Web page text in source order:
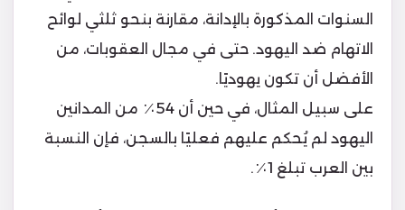
السنوات المذكورة بالإدانة، مقارنة بنحو ثلثي لوائح
الاتهام ضد اليهود. حتى في مجال العقوبات، من
الأفضل أن تكون يهوديًا.
على سبيل المثال، في حين أن 54٪ من المدانين
اليهود لم يُحكم عليهم فعليًا بالسجن، فإن النسبة
بين العرب تبلغ 1٪.